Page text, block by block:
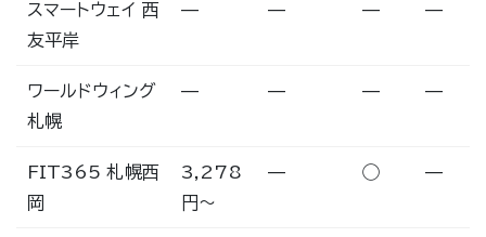
スマートウェイ 西
友平岸
— — — —
ワールドウィング
札幌
— — — —
FIT365 札幌西
岡
3,278
円〜
— ◯ —